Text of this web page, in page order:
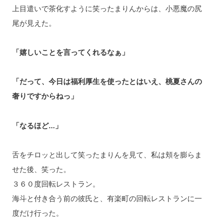
上目遣いで茶化すように笑ったまりんからは、小悪魔の尻
尾が見えた。
「嬉しいことを言ってくれるなぁ」
「だって、今日は福利厚生を使ったとはいえ、桃夏さんの
奢りですからねっ」
「なるほど…」
舌をチロッと出して笑ったまりんを見て、私は頬を膨らま
せた後、笑った。
３６０度回転レストラン。
海斗と付き合う前の彼氏と、有楽町の回転レストランに一
度だけ行った。